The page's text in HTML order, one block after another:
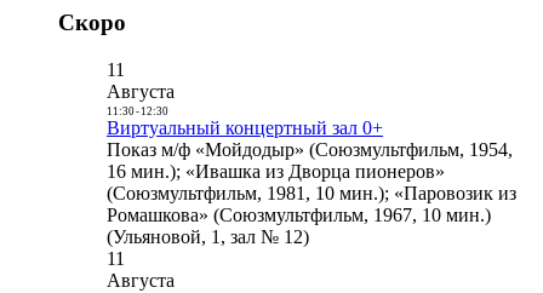
Скоро
11
Августа
11:30- 12:30
Виртуальный концертный зал 0+
Показ м/ф «Мойдодыр» (Союзмультфильм, 1954,
16 мин.); «Ивашка из Дворца пионеров»
(Союзмультфильм, 1981, 10 мин.); «Паровозик из
Ромашкова» (Союзмультфильм, 1967, 10 мин.)
(Ульяновой, 1, зал № 12)
11
Августа